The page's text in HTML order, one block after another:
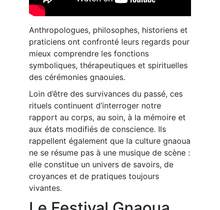
Anthropologues, philosophes, historiens et
praticiens ont confronté leurs regards pour
mieux comprendre les fonctions
symboliques, thérapeutiques et spirituelles
des cérémonies gnaouies.
Loin d’être des survivances du passé, ces
rituels continuent d’interroger notre
rapport au corps, au soin, à la mémoire et
aux états modifiés de conscience. Ils
rappellent également que la culture gnaoua
ne se résume pas à une musique de scène :
elle constitue un univers de savoirs, de
croyances et de pratiques toujours
vivantes.